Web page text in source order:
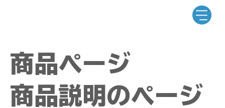
商品ページ
商品説明のページ